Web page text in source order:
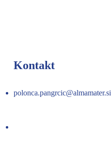
Kontakt
polonca.pangrcic@almamater.si